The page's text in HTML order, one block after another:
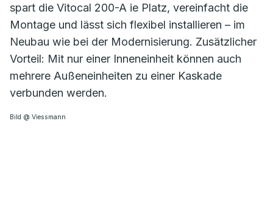
spart die Vitocal 200-A ie Platz, vereinfacht die
Montage und lässt sich flexibel installieren – im
Neubau wie bei der Modernisierung. Zusätzlicher
Vorteil: Mit nur einer Inneneinheit können auch
mehrere Außeneinheiten zu einer Kaskade
verbunden werden.
Bild @ Viessmann